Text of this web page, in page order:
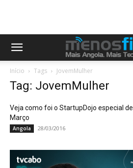
Início Tags JovemMulher
Tag: JovemMulher
Veja como foi o StartupDojo especial de
Março
Angola 28/03/2016